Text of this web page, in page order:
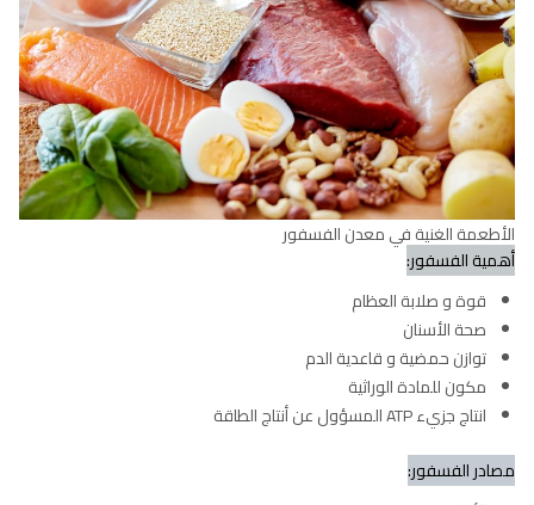
الأطعمة الغنية في معدن الفسفور
أهمية الفسفور:
قوة و صلابة العظام
صحة الأسنان
توازن حمضية و قاعدية الدم
مكون للمادة الوراثية
انتاج جزيء ATP المسؤول عن أنتاج الطاقة
مصادر الفسفور: